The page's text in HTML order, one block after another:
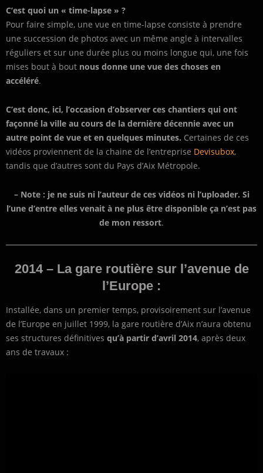
C’est quoi un « time-lapse » ?
Pour faire simple, une vue en time-lapse consiste à prendre
une succession de photos avec un même angle à intervalles
réguliers et sur une durée plus ou moins longue qui, une fois
mises bout à bout nous donne une vue des choses en
accéléré.
C’est donc, ici, l’occasion d’observer ces chantiers qui ont
façonné la ville au cours de la dernière décennie avec un
autre point de vue et en quelques minutes. Certaines de ces
vidéos proviennent de la chaine de l’entreprise Devisubox,
tandis que d’autres sont du Pays d’Aix Métropole.
– Note : je ne suis ni l’auteur de ces vidéos ni l’uploader. Si
l’une d’entre elles venait à ne plus être disponible ça n’est pas
de mon ressort.
2014 – La gare routière sur l’avenue de
l’Europe :
Installée, dans un premier temps, provisoirement sur l’avenue
de l’Europe en juillet 1999, la gare routière d’Aix n’aura obtenu
ses structures définitives qu’à partir d’avril 2014, après deux
ans de travaux :